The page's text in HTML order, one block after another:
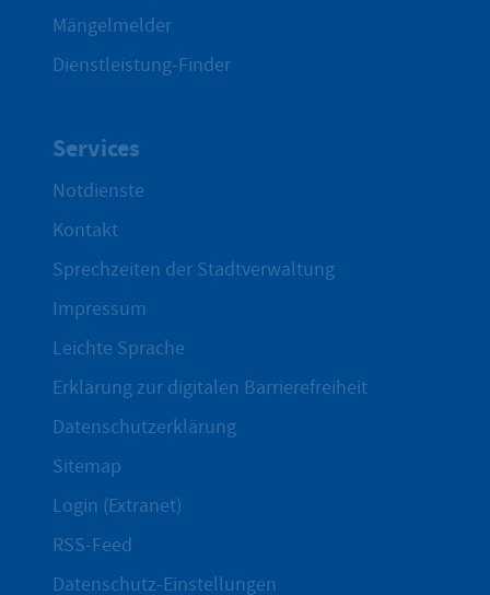
Mängelmelder
Dienstleistung-Finder
Services
Notdienste
Kontakt
Sprechzeiten der Stadtverwaltung
Impressum
Leichte Sprache
Erklärung zur digitalen Barrierefreiheit
Datenschutzerklärung
Sitemap
Login (Extranet)
RSS-Feed
Datenschutz-Einstellungen